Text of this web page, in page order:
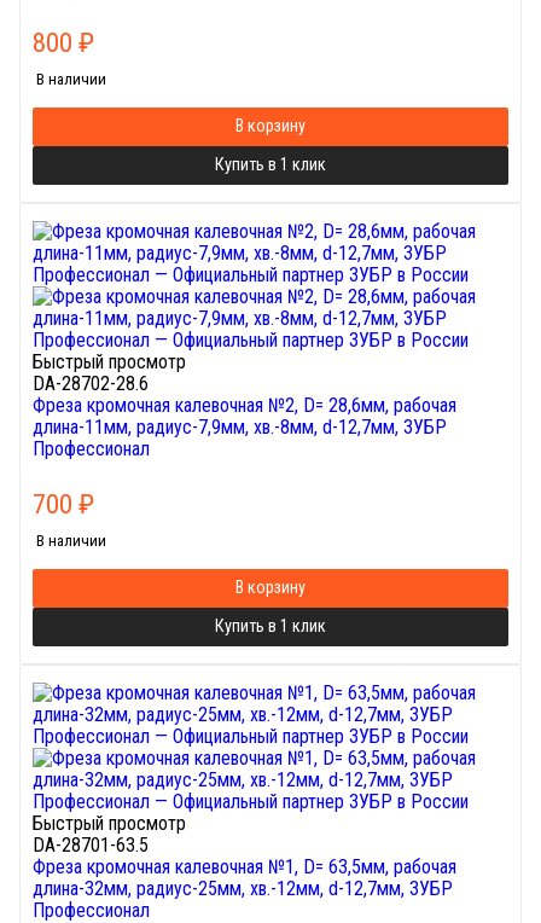
800 ₽
В наличии
В корзину
Купить в 1 клик
Быстрый просмотр
DA-28702-28.6
Фреза кромочная калевочная №2, D= 28,6мм, рабочая
длина-11мм, радиус-7,9мм, хв.-8мм, d-12,7мм, ЗУБР
Профессионал
700 ₽
В наличии
В корзину
Купить в 1 клик
Быстрый просмотр
DA-28701-63.5
Фреза кромочная калевочная №1, D= 63,5мм, рабочая
длина-32мм, радиус-25мм, хв.-12мм, d-12,7мм, ЗУБР
Профессионал